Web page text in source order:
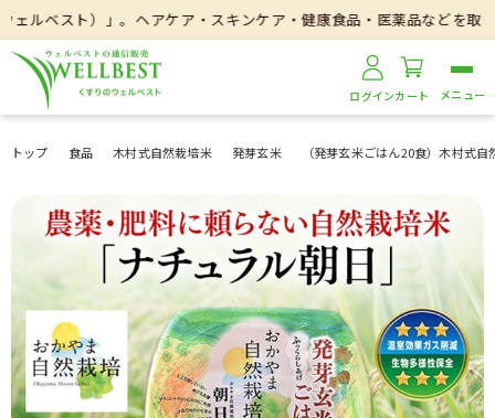
ト）」。ヘアケア・スキンケア・健康食品・医薬品などを取り扱いし
ログインカート
トップ 食品 木村式自然栽培米 発芽玄米 （発芽玄米ごはん20食）木村式